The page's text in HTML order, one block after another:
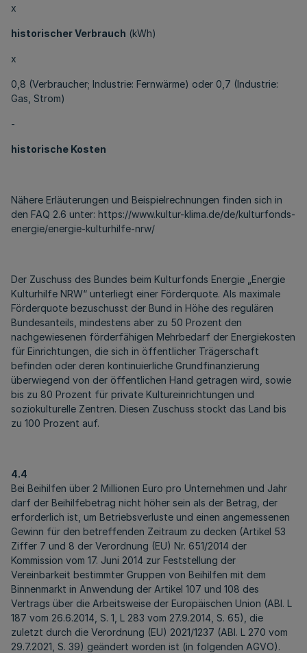
x
historischer Verbrauch (kWh)
x
0,8 (Verbraucher; Industrie: Fernwärme) oder 0,7 (Industrie:
Gas, Strom)
-
historische Kosten
Nähere Erläuterungen und Beispielrechnungen finden sich in
den FAQ 2.6 unter: https://www.kultur-klima.de/de/kulturfonds-
energie/energie-kulturhilfe-nrw/
Der Zuschuss des Bundes beim Kulturfonds Energie „Energie
Kulturhilfe NRW“ unterliegt einer Förderquote. Als maximale
Förderquote bezuschusst der Bund in Höhe des regulären
Bundesanteils, mindestens aber zu 50 Prozent den
nachgewiesenen förderfähigen Mehrbedarf der Energiekosten
für Einrichtungen, die sich in öffentlicher Trägerschaft
befinden oder deren kontinuierliche Grundfinanzierung
überwiegend von der öffentlichen Hand getragen wird, sowie
bis zu 80 Prozent für private Kultureinrichtungen und
soziokulturelle Zentren. Diesen Zuschuss stockt das Land bis
zu 100 Prozent auf.
4.4
Bei Beihilfen über 2 Millionen Euro pro Unternehmen und Jahr
darf der Beihilfebetrag nicht höher sein als der Betrag, der
erforderlich ist, um Betriebsverluste und einen angemessenen
Gewinn für den betreffenden Zeitraum zu decken (Artikel 53
Ziffer 7 und 8 der Verordnung (EU) Nr. 651/2014 der
Kommission vom 17. Juni 2014 zur Feststellung der
Vereinbarkeit bestimmter Gruppen von Beihilfen mit dem
Binnenmarkt in Anwendung der Artikel 107 und 108 des
Vertrags über die Arbeitsweise der Europäischen Union (ABl. L
187 vom 26.6.2014, S. 1, L 283 vom 27.9.2014, S. 65), die
zuletzt durch die Verordnung (EU) 2021/1237 (ABl. L 270 vom
29.7.2021, S. 39) geändert worden ist (in folgenden AGVO).